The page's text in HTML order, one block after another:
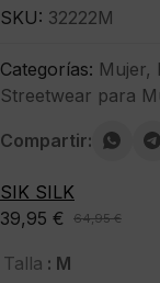
64,95€
El
precio
39,95 €
El
precio
Talla : M
SKU: 32222M
Categorías: Mujer,
Streetwear para
Compartir:
SIK SILK